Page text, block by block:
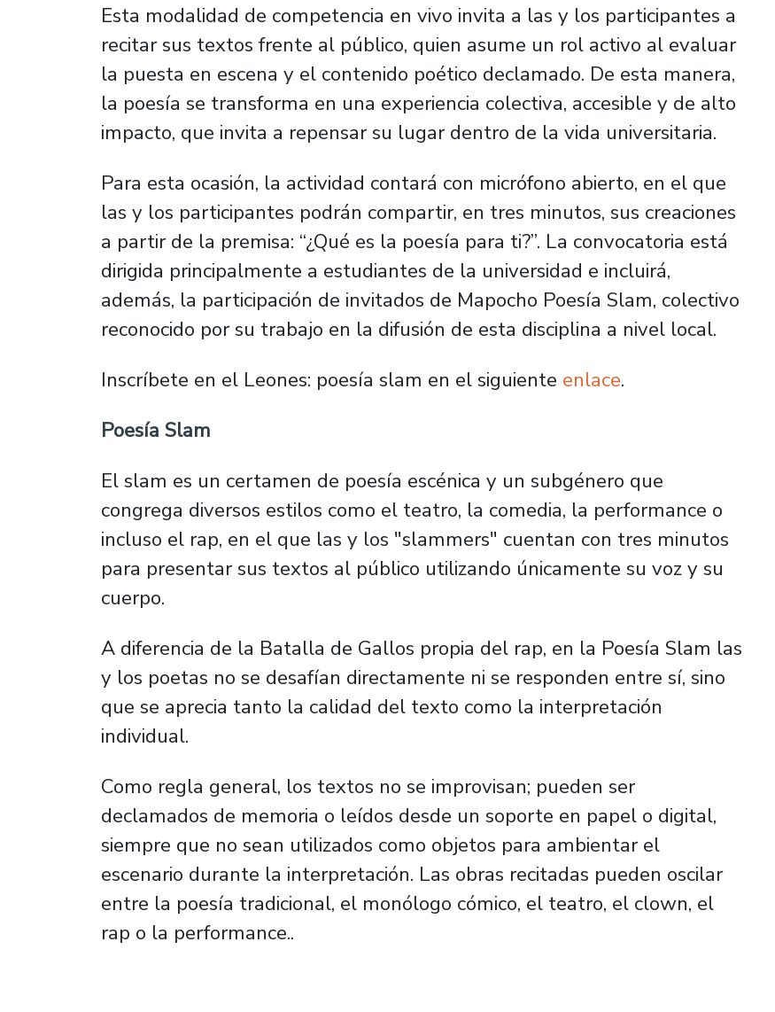
Esta modalidad de competencia en vivo invita a las y los participantes a
recitar sus textos frente al público, quien asume un rol activo al evaluar
la puesta en escena y el contenido poético declamado. De esta manera,
la poesía se transforma en una experiencia colectiva, accesible y de alto
impacto, que invita a repensar su lugar dentro de la vida universitaria.
Para esta ocasión, la actividad contará con micrófono abierto, en el que
las y los participantes podrán compartir, en tres minutos, sus creaciones
a partir de la premisa: “¿Qué es la poesía para ti?”. La convocatoria está
dirigida principalmente a estudiantes de la universidad e incluirá,
además, la participación de invitados de Mapocho Poesía Slam, colectivo
reconocido por su trabajo en la difusión de esta disciplina a nivel local.
Inscríbete en el Leones: poesía slam en el siguiente enlace.
Poesía Slam
El slam es un certamen de poesía escénica y un subgénero que
congrega diversos estilos como el teatro, la comedia, la performance o
incluso el rap, en el que las y los "slammers" cuentan con tres minutos
para presentar sus textos al público utilizando únicamente su voz y su
cuerpo.
A diferencia de la Batalla de Gallos propia del rap, en la Poesía Slam las
y los poetas no se desafían directamente ni se responden entre sí, sino
que se aprecia tanto la calidad del texto como la interpretación
individual.
Como regla general, los textos no se improvisan; pueden ser
declamados de memoria o leídos desde un soporte en papel o digital,
siempre que no sean utilizados como objetos para ambientar el
escenario durante la interpretación. Las obras recitadas pueden oscilar
entre la poesía tradicional, el monólogo cómico, el teatro, el clown, el
rap o la performance..